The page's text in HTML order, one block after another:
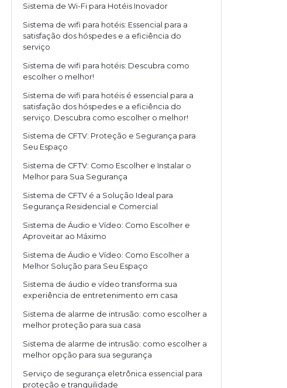
Sistema de Wi-Fi para Hotéis Inovador
Sistema de wifi para hotéis: Essencial para a
satisfação dos hóspedes e a eficiência do
serviço
Sistema de wifi para hotéis: Descubra como
escolher o melhor!
Sistema de wifi para hotéis é essencial para a
satisfação dos hóspedes e a eficiência do
serviço. Descubra como escolher o melhor!
Sistema de CFTV: Proteção e Segurança para
Seu Espaço
Sistema de CFTV: Como Escolher e Instalar o
Melhor para Sua Segurança
Sistema de CFTV é a Solução Ideal para
Segurança Residencial e Comercial
Sistema de Áudio e Vídeo: Como Escolher e
Aproveitar ao Máximo
Sistema de Áudio e Vídeo: Como Escolher a
Melhor Solução para Seu Espaço
Sistema de áudio e vídeo transforma sua
experiência de entretenimento em casa
Sistema de alarme de intrusão: como escolher a
melhor proteção para sua casa
Sistema de alarme de intrusão: como escolher a
melhor opção para sua segurança
Serviço de segurança eletrônica essencial para
proteção e tranquilidade